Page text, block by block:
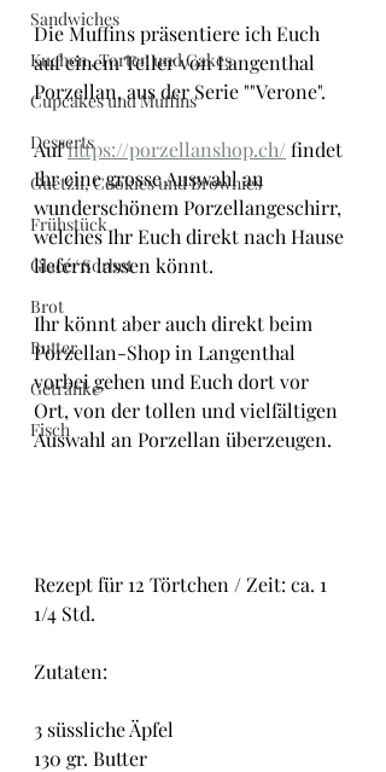
Sandwiches
Kuchen , Torten und Cakes
Cupcakes und Muffins
Desserts
Guetzli, Cookies und Brownies
Frühstück
Glacé/ Sorbet
Brot
Butter
Getränke
Fisch
Die Muffins präsentiere ich Euch
auf einem Teller von Langenthal
Porzellan, aus der Serie ""Verone".
Auf https://porzellanshop.ch/ findet
Ihr eine grosse Auswahl an
wunderschönem Porzellangeschirr,
welches Ihr Euch direkt nach Hause
liefern lassen könnt.
Ihr könnt aber auch direkt beim
Porzellan-Shop in Langenthal
vorbei gehen und Euch dort vor
Ort, von der tollen und vielfältigen
Auswahl an Porzellan überzeugen.
Rezept für 12 Törtchen / Zeit: ca. 1
1/4 Std.
Zutaten:
3 süssliche Äpfel
130 gr. Butter